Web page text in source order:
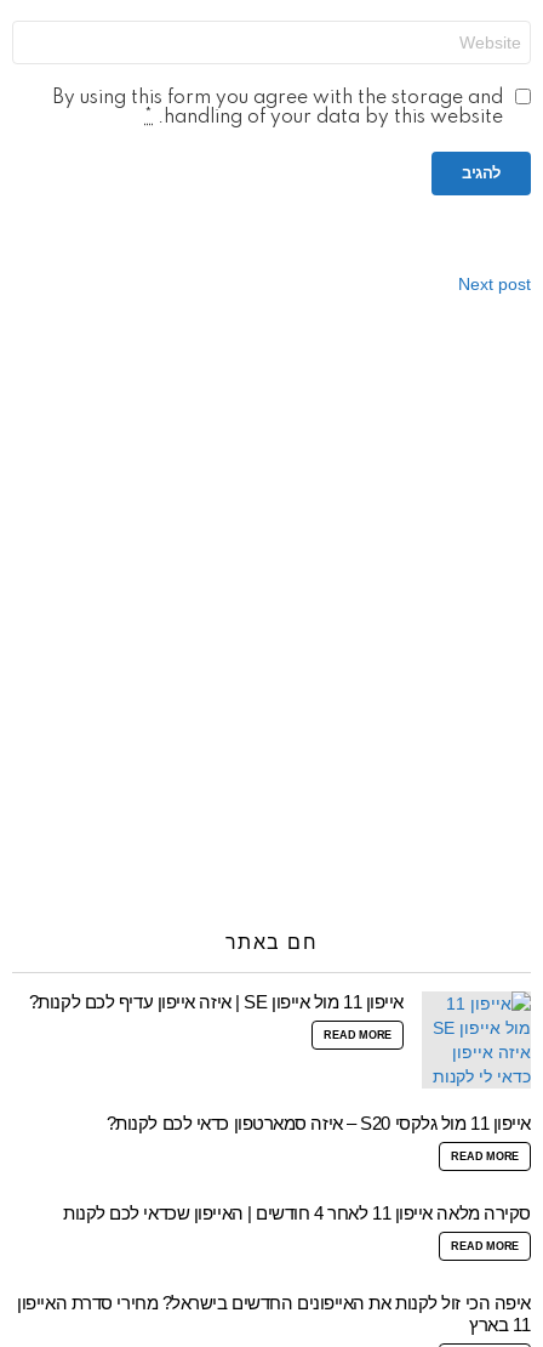
By using this form you agree with the storage and
handling of your data by this website.
Next post
חם באתר
אייפון 11 מול אייפון SE | איזה אייפון עדיף לכם לקנות?
READ MORE
אייפון 11 מול גלקסי S20 – איזה סמארטפון כדאי לכם לקנות?
READ MORE
סקירה מלאה אייפון 11 לאחר 4 חודשים | האייפון שכדאי לכם לקנות
READ MORE
איפה הכי זול לקנות את האייפונים החדשים בישראל? מחירי סדרת האייפון
11 בארץ